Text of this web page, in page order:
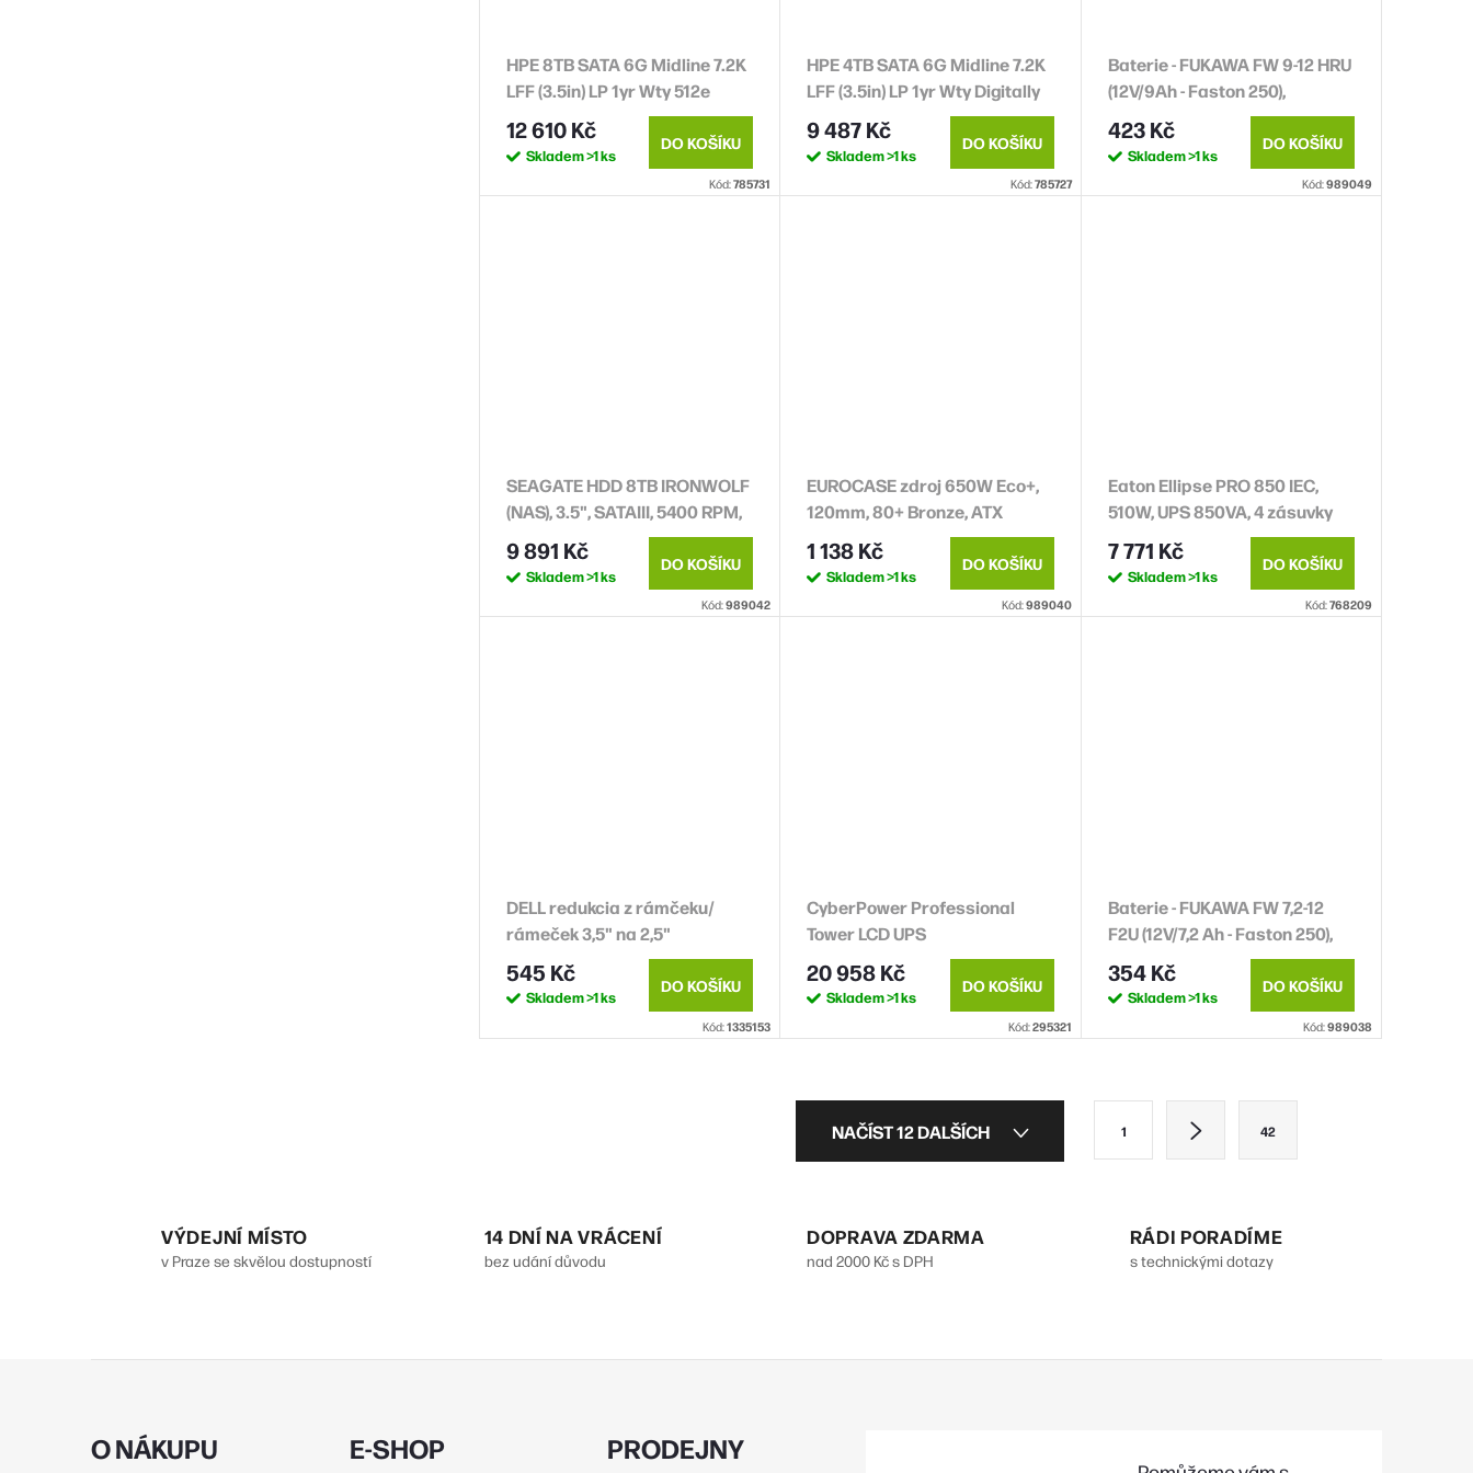
HPE 8TB SATA 6G Midline 7.2K
LFF (3.5in) LP 1yr Wty 512e
Digitally Signed Firmware HDD
12 610 Kč
Skladem>1 ks
DO KOŠÍKU
Kód:785731
HPE 4TB SATA 6G Midline 7.2K
LFF (3.5in) LP 1yr Wty Digitally
Signed Firmware HDD
9 487 Kč
Skladem>1 ks
DO KOŠÍKU
Kód:785727
Baterie - FUKAWA FW 9-12 HRU
(12V/9Ah - Faston 250),
životnost 5let
423 Kč
Skladem>1 ks
DO KOŠÍKU
Kód:989049
SEAGATE HDD 8TB IRONWOLF
(NAS), 3.5", SATAIII, 5400 RPM,
Cache 256MB, CMR
9 891 Kč
Skladem>1 ks
DO KOŠÍKU
Kód:989042
EUROCASE zdroj 650W Eco+,
120mm, 80+ Bronze, ATX
1 138 Kč
Skladem>1 ks
DO KOŠÍKU
Kód:989040
Eaton Ellipse PRO 850 IEC,
510W, UPS 850VA, 4 zásuvky
7 771 Kč
Skladem>1 ks
DO KOŠÍKU
Kód:768209
DELL redukcia z rámčeku/
rámeček 3,5" na 2,5"
SATA/SAS HDD do PowerEdge
(Y004G 0Y004G N6RRK
0N6RRK WWGPK 09W8C4
9W8C4)
545 Kč
Skladem>1 ks
DO KOŠÍKU
Kód:1335153
CyberPower Professional
Tower LCD UPS
3000VA/2700W
20 958 Kč
Skladem>1 ks
DO KOŠÍKU
Kód:295321
Baterie - FUKAWA FW 7,2-12
F2U (12V/7,2 Ah - Faston 250),
konektor - 6.3mm, životnost
5let
354 Kč
Skladem>1 ks
DO KOŠÍKU
Kód:989038
á
d
c
NAČÍST 12 DALŠÍCH
v
1 42
VÝDEJNÍ MÍSTO
v Praze se skvělou dostupností
14 DNÍ NA VRÁCENÍ
bez udání důvodu
DOPRAVA ZDARMA
nad 2000 Kč s DPH
RÁDI PORADÍME
s technickými dotazy
O NÁKUPU E-SHOP PRODEJNY